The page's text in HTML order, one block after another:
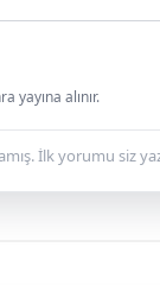
yayına alınır.
İlk yorumu siz